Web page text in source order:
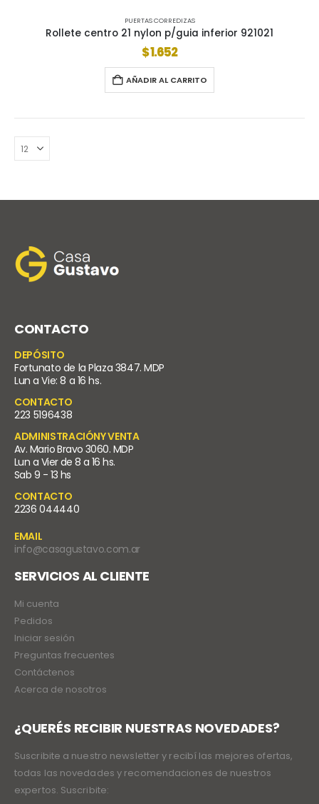
PUERTAS CORREDIZAS
Rollete centro 21 nylon p/guia inferior 921021
$1.652
AÑADIR AL CARRITO
CONTACTO
DEPÓSITO
Fortunato de la Plaza 3847. MDP
Lun a Vie: 8 a 16 hs.
CONTACTO
223 5196438
ADMINISTRACIÓNY VENTA
Av. Mario Bravo 3060. MDP
Lun a Vier de 8 a 16 hs.
Sab 9 - 13 hs
CONTACTO
2236 044440
EMAIL
info@casagustavo.com.ar
SERVICIOS AL CLIENTE
Mi cuenta
Pedidos
Iniciar sesión
Preguntas frecuentes
Contáctenos
Acerca de nosotros
¿QUERÉS RECIBIR NUESTRAS NOVEDADES?
Suscribite a nuestro newsletter y recibí las mejores ofertas,
todas las novedades y recomendaciones de nuestros
expertos. Suscribite: